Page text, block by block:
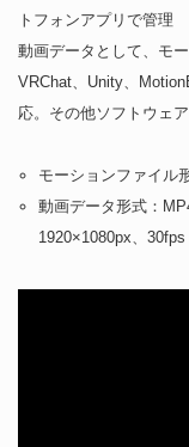
トフォンアプリで管理
動画データとして、モ
VRChat、Unity、
応。その他ソフトウェ
モーションファイ
動画データ形式：
1920×1080px、30fps